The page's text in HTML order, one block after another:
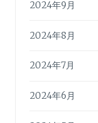
2024年9月
2024年8月
2024年7月
2024年6月